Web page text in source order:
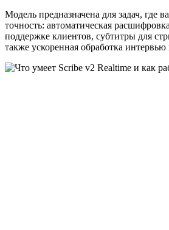
Модель предназначена для задач, где
точность: автоматическая
поддержке клиентов, субтитры для
также ускоренная обработка интервью